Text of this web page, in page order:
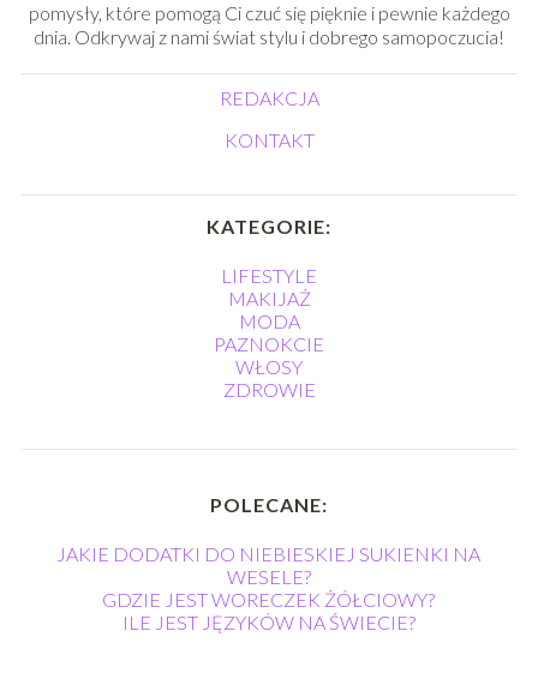
pomysły, które pomogą Ci czuć się pięknie i pewnie każdego
dnia. Odkrywaj z nami świat stylu i dobrego samopoczucia!
REDAKCJA
KONTAKT
KATEGORIE:
LIFESTYLE
MAKIJAŻ
MODA
PAZNOKCIE
WŁOSY
ZDROWIE
POLECANE:
JAKIE DODATKI DO NIEBIESKIEJ SUKIENKI NA
WESELE?
GDZIE JEST WORECZEK ŻÓŁCIOWY?
ILE JEST JĘZYKÓW NA ŚWIECIE?